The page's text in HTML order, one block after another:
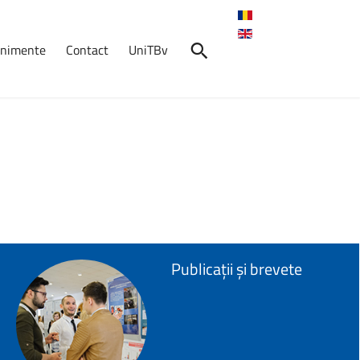
Brașovul devinecapitala
acționărilorelectrice
2026
Contact UniTBv
Publicațiișibrevete